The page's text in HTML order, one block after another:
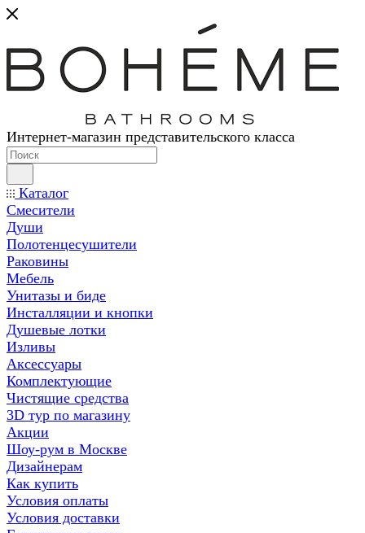
Интернет-магазин представительского класса
Каталог
Смесители
Души
Полотенцесушители
Раковины
Мебель
Унитазы и биде
Инсталляции и кнопки
Душевые лотки
Изливы
Аксессуары
Комплектующие
Чистящие средства
3D тур по магазину
Акции
Шоу-рум в Москве
Дизайнерам
Как купить
Условия оплаты
Условия доставки